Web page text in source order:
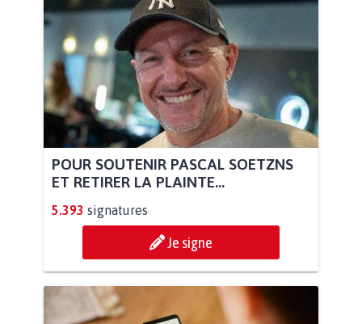
POUR SOUTENIR PASCAL SOETZNS
ET RETIRER LA PLAINTE...
5.393 signatures
Je signe